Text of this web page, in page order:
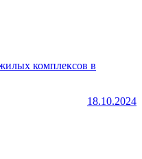
комплексов в
18.10.2024